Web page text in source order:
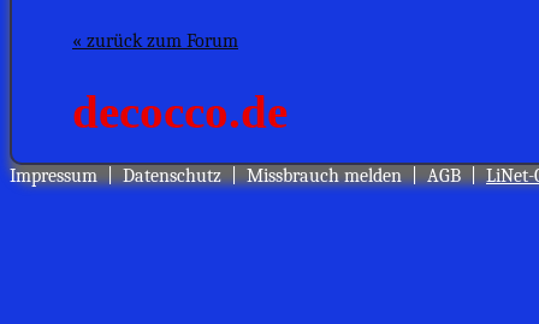
« zurück zum Forum
Impressum|Datenschutz|Missbrauch melden|AGB|LiNet-